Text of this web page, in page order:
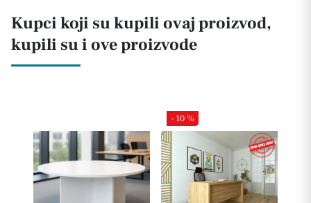
Kupci koji su kupili ovaj proizvod,
kupili su i ove proizvode
- 10 %